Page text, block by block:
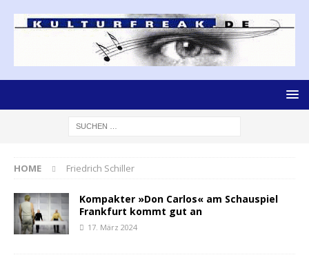
HOME Friedrich Schiller
Kompakter »Don Carlos« am Schauspiel
Frankfurt kommt gut an
17. März 2024